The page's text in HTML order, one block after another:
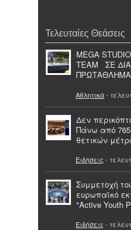
Τελευταίες Θεάσεις
MEGA
TEAM ΣΕ
Αθλητικά-
Δεν
Πάνω από
θετικών
Ειδήσεις -
Συμμετοχή
ευρωπαϊκό
"Active Youth
Ειδήσεις -